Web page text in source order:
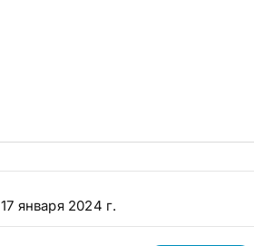
17 января 2024 г.